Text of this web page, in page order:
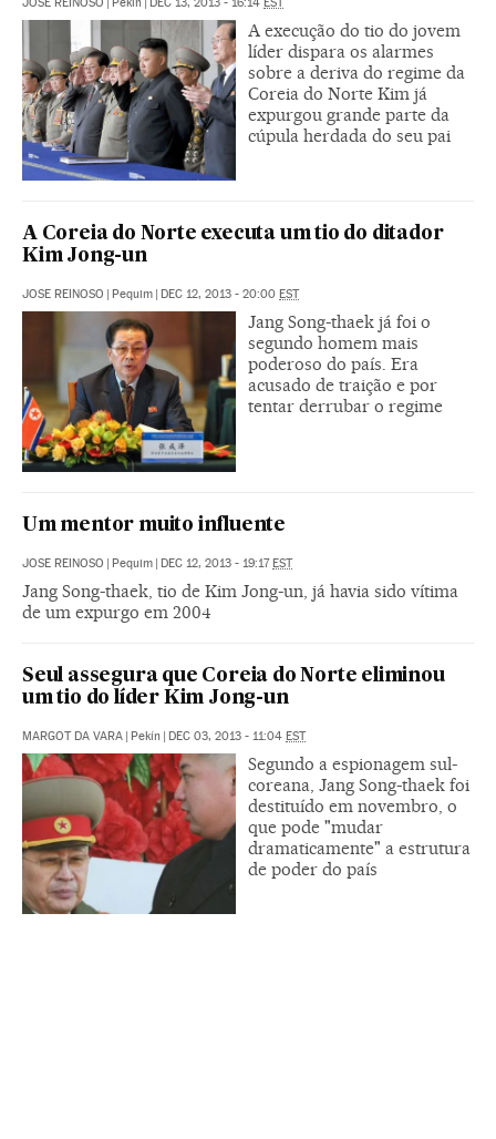
A execução do tio do jovem
líder dispara os alarmes
sobre a deriva do regime da
Coreia do Norte Kim já
expurgou grande parte da
cúpula herdada do seu pai
A Coreia do Norte executa um tio do ditador
Kim Jong-un
JOSE REINOSO | Pequim | DEC 12, 2013 - 20:00 EST
Jang Song-thaek já foi o
segundo homem mais
poderoso do país. Era
acusado de traição e por
tentar derrubar o regime
Um mentor muito influente
JOSE REINOSO | Pequim | DEC 12, 2013 - 19:17EST
Jang Song-thaek, tio de Kim Jong-un, já havia sido vítima
de um expurgo em 2004
Seul assegura que Coreia do Norte eliminou
um tio do líder Kim Jong-un
MARGOT DA VARA | Pekín | DEC 03, 2013 - 11:04 EST
Segundo a espionagem sul-
coreana, Jang Song-thaek foi
destituído em novembro, o
que pode "mudar
dramaticamente" a estrutura
de poder do país